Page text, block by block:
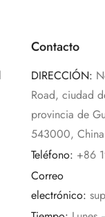
Contacto
DIRECCIÓN:
Road, ciudad
provincia de
543000, China
Teléfono: +86
Correo
electrónico: